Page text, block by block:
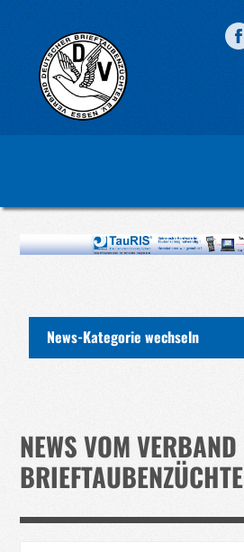
News-Kategorie wechseln
Events
Taubenklinik
Kohaus Förderv.
NEWS VOM